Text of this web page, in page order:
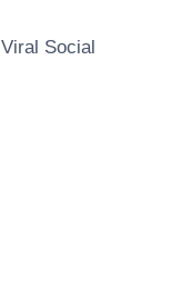
Viral Social